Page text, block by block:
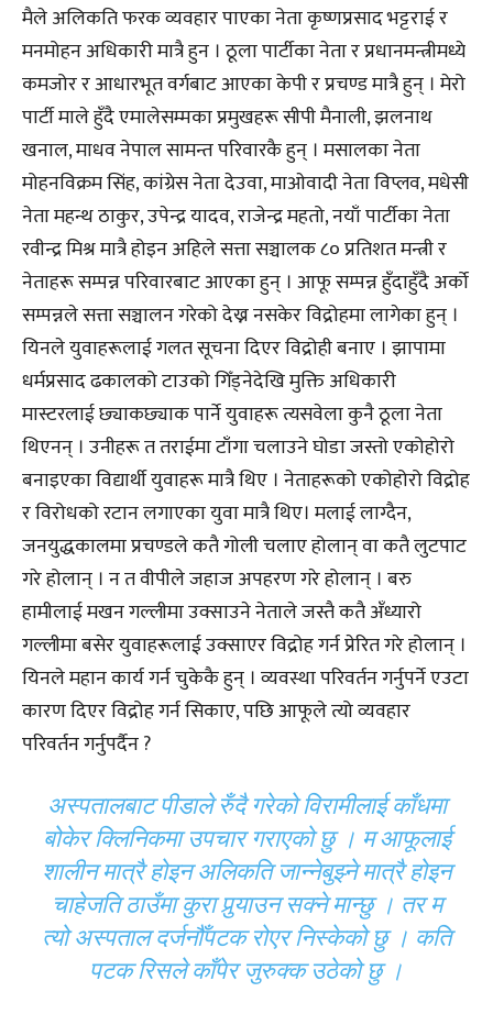
मैले अलिकति फरक व्यवहार पाएका नेता कृष्णप्रसाद भट्टराई र
मनमोहन अधिकारी मात्रै हुन । ठूला पार्टीका नेता र प्रधानमन्त्रीमध्ये
कमजोर र आधारभूत वर्गबाट आएका केपी र प्रचण्ड मात्रै हुन् । मेरो
पार्टी माले हुँदै एमालेसम्मका प्रमुखहरू सीपी मैनाली, झलनाथ
खनाल, माधव नेपाल सामन्त परिवारकै हुन् । मसालका नेता
मोहनविक्रम सिंह, कांग्रेस नेता देउवा, माओवादी नेता विप्लव, मधेसी
नेता महन्थ ठाकुर, उपेन्द्र यादव, राजेन्द्र महतो, नयाँ पार्टीका नेता
रवीन्द्र मिश्र मात्रै होइन अहिले सत्ता सञ्चालक ८० प्रतिशत मन्त्री र
नेताहरू सम्पन्न परिवारबाट आएका हुन् । आफू सम्पन्न हुँदाहुँदै अर्को
सम्पन्नले सत्ता सञ्चालन गरेको देख्न नसकेर विद्रोहमा लागेका हुन् ।
यिनले युवाहरूलाई गलत सूचना दिएर विद्रोही बनाए । झापामा
धर्मप्रसाद ढकालको टाउको गिँड्नेदेखि मुक्ति अधिकारी
मास्टरलाई छ्याकछ्याक पार्ने युवाहरू त्यसवेला कुनै ठूला नेता
थिएनन् । उनीहरू त तराईमा टाँगा चलाउने घोडा जस्तो एकोहोरो
बनाइएका विद्यार्थी युवाहरू मात्रै थिए । नेताहरूको एकोहोरो विद्रोह
र विरोधको रटान लगाएका युवा मात्रै थिए। मलाई लाग्दैन,
जनयुद्धकालमा प्रचण्डले कतै गोली चलाए होलान् वा कतै लुटपाट
गरे होलान् । न त वीपीले जहाज अपहरण गरे होलान् । बरु
हामीलाई मखन गल्लीमा उक्साउने नेताले जस्तै कतै अँध्यारो
गल्लीमा बसेर युवाहरूलाई उक्साएर विद्रोह गर्न प्रेरित गरे होलान् ।
यिनले महान कार्य गर्न चुकेकै हुन् । व्यवस्था परिवर्तन गर्नुपर्ने एउटा
कारण दिएर विद्रोह गर्न सिकाए, पछि आफूले त्यो व्यवहार
परिवर्तन गर्नुपर्दैन ?
अस्पतालबाट पीडाले रुँदै गरेको विरामीलाई काँधमा
बोकेर क्लिनिकमा उपचार गराएको छु । म आफूलाई
शालीन मात्रै होइन अलिकति जान्नेबुझ्ने मात्रै होइन
चाहेजति ठाउँमा कुरा पुर्‍याउन सक्ने मान्छु । तर म
त्यो अस्पताल दर्जनौँपटक रोएर निस्केको छु । कति
पटक रिसले काँपेर जुरुक्क उठेको छु ।